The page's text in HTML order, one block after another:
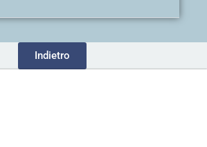
Indietro